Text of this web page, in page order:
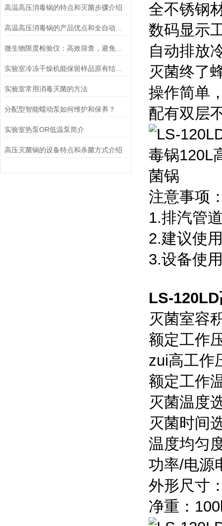
高温高压消毒锅的特点和灭菌步骤介绍
微生物限度检验仪：高效筛查，避免产品微生物污染
实验室冷冻干燥机能保留样品原有结构和活性
实验室常用消毒灭菌的方法
分配型智能蠕动泵如何维护和保养？
实验室热泵OR低温泵简介
高压灭菌锅的设备特点和杀菌方式介绍
全不锈钢
数码显示
自动排放
灭菌终了
操作简单
配有双层
注意事项
1.排汽管
2.建议使
3.设备使
LS-
灭菌室容
额定工作
zui高工作
额定工作
灭菌温度
灭菌时间
温度均匀
功率/电源
外形尺寸
净重：